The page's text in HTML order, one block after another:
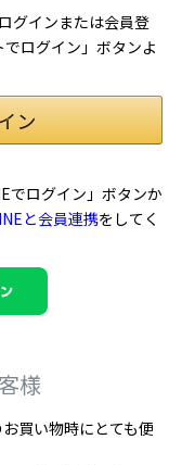
グインまたは会員登
ログイン」ボタンよ
でログイン」ボタンか
と会員連携をしてく
様
買い物時にとても便